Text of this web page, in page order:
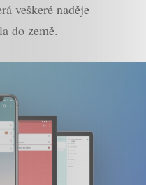
veškeré naděje
do země.